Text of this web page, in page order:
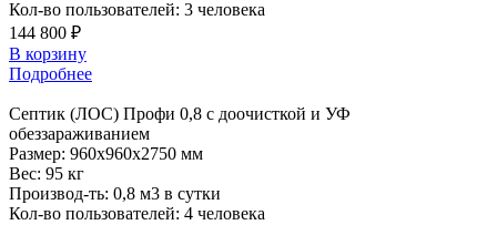
Кол-во пользователей: 3 человека
144 800 ₽
В корзину
Подробнее
Септик (ЛОС) Профи 0,8 с доочисткой и УФ
обеззараживанием
Размер: 960x960x2750 мм
Вес: 95 кг
Производ-ть: 0,8 м3 в сутки
Кол-во пользователей: 4 человека